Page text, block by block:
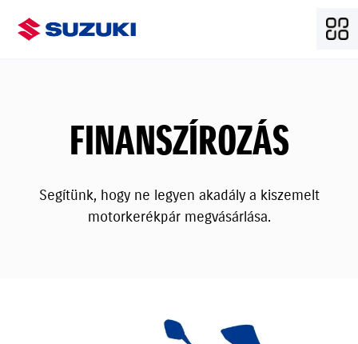
FINANSZÍROZÁS
Segítünk, hogy ne legyen akadály a kiszemelt
motorkerékpár megvásárlása.